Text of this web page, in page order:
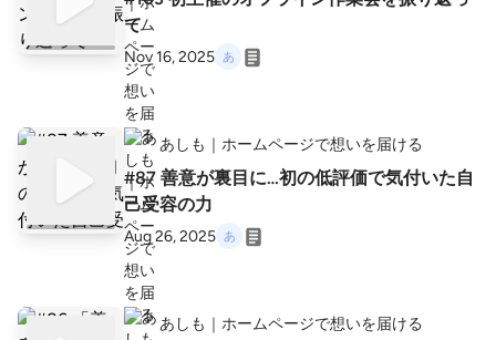
て
Nov 16, 2025
あしも｜ホームページで想いを届ける
#87 善意が裏目に…初の低評価で気付いた自
己受容の力
Aug 26, 2025
あしも｜ホームページで想いを届ける